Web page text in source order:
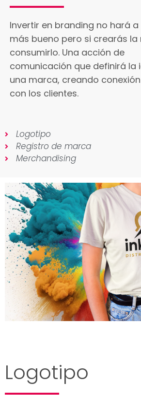
Invertir en branding no hará
más bueno pero si crearás
consumirlo. Una acción de
comunicación que definirá la
una marca, creando
con los clientes.
Logotipo
Registro de marca
Merchandising
Logotipo